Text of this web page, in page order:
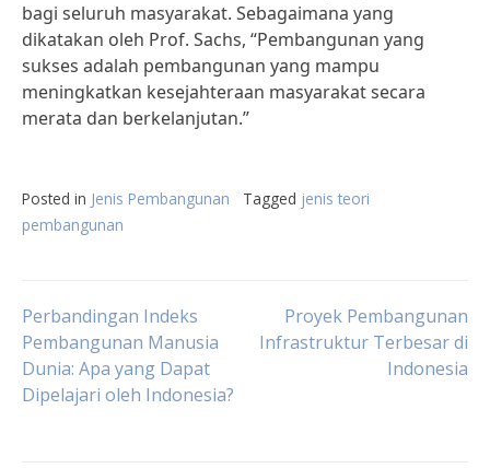
bagi seluruh masyarakat. Sebagaimana yang
dikatakan oleh Prof. Sachs, “Pembangunan yang
sukses adalah pembangunan yang mampu
meningkatkan kesejahteraan masyarakat secara
merata dan berkelanjutan.”
Posted in Jenis Pembangunan Tagged jenis teori
pembangunan
Post
navigation
Perbandingan Indeks
Pembangunan Manusia
Dunia: Apa yang Dapat
Dipelajari oleh Indonesia?
Proyek Pembangunan
Infrastruktur Terbesar di
Indonesia